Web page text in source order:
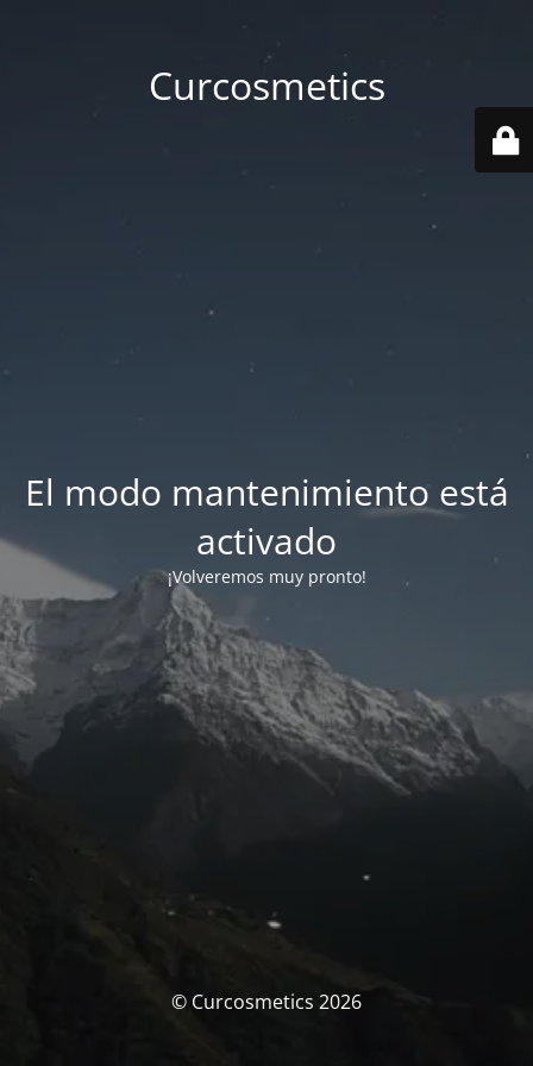
Curcosmetics
El modo mantenimiento está
activado
¡Volveremos muy pronto!
© Curcosmetics 2026